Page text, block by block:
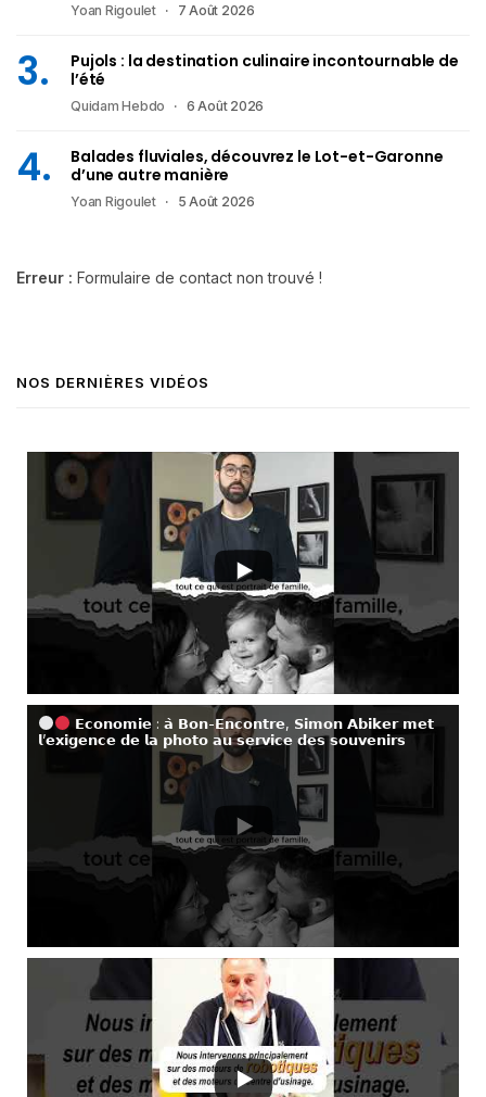
Yoan Rigoulet 7 Août 2026
Pujols : la destination culinaire incontournable de
l’été
Quidam Hebdo 6 Août 2026
Balades fluviales, découvrez le Lot-et-Garonne
d’une autre manière
Yoan Rigoulet 5 Août 2026
Erreur : Formulaire de contact non trouvé !
NOS DERNIÈRES VIDÉOS
𝗘𝗰𝗼𝗻𝗼𝗺𝗶𝗲 : 𝗮̀ 𝗕𝗼𝗻-𝗘𝗻𝗰𝗼𝗻𝘁𝗿𝗲, 𝗦𝗶𝗺𝗼𝗻 𝗔𝗯𝗶𝗸𝗲𝗿 𝗺𝗲𝘁
𝗹’𝗲𝘅𝗶𝗴𝗲𝗻𝗰𝗲 𝗱𝗲 𝗹𝗮 𝗽𝗵𝗼𝘁𝗼 𝗮𝘂 𝘀𝗲𝗿𝘃𝗶𝗰𝗲 𝗱𝗲𝘀 𝘀𝗼𝘂𝘃𝗲𝗻𝗶𝗿𝘀